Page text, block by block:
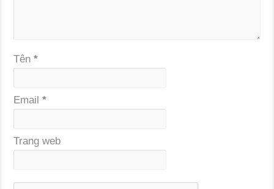
Tên*
Email*
Trang web